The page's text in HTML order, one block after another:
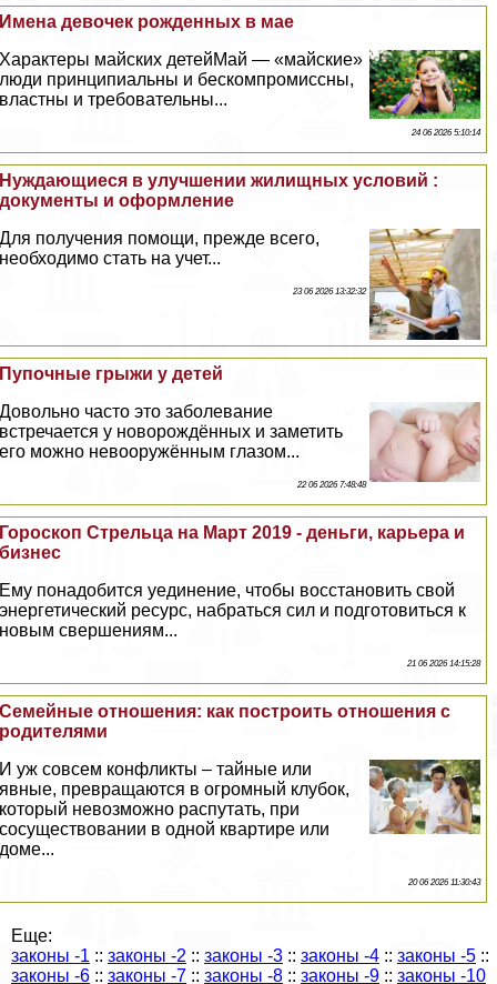
Имена девочек рожденных в мае
Хаpaктеры майских детейМай — «майские»
люди принципиальны и бескомпромиссны,
властны и требовательны...
24 06 2026 5:10:14
Нуждающиеся в улучшении жилищных условий :
документы и оформление
Для получения помощи, прежде всего,
необходимо стать на учет...
23 06 2026 13:32:32
Пупочные грыжи у детей
Довольно часто это заболевание
встречается у новорождённых и заметить
его можно невооружённым глазом...
22 06 2026 7:48:48
Гороскоп Стрельца на Март 2019 - деньги, карьера и
бизнес
Ему понадобится уединение, чтобы восстановить свой
энергетический ресурс, набраться сил и подготовиться к
новым свершениям...
21 06 2026 14:15:28
Семейные отношения: как построить отношения с
родителями
И уж совсем конфликты – тайные или
явные, превращаются в огромный клубок,
который невозможно распутать, при
сосуществовании в одной квартире или
доме...
20 06 2026 11:30:43
Еще:
законы -1 :: законы -2 :: законы -3 :: законы -4 :: законы -5 ::
законы -6 :: законы -7 :: законы -8 :: законы -9 :: законы -10